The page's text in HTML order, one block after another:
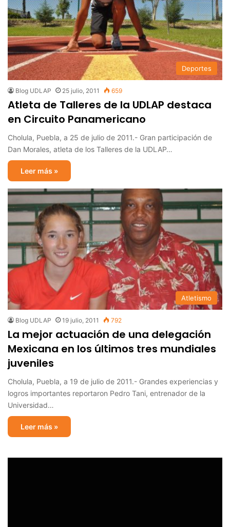
Deportes
Blog UDLAP 25 julio, 2011 659
Atleta de Talleres de la UDLAP destaca
en Circuito Panamericano
Cholula, Puebla, a 25 de julio de 2011.- Gran participación de
Dan Morales, atleta de los Talleres de la UDLAP…
Leer más »
Atletismo
Blog UDLAP 19 julio, 2011 792
La mejor actuación de una delegación
Mexicana en los últimos tres mundiales
juveniles
Cholula, Puebla, a 19 de julio de 2011.- Grandes experiencias y
logros importantes reportaron Pedro Tani, entrenador de la
Universidad…
Leer más »